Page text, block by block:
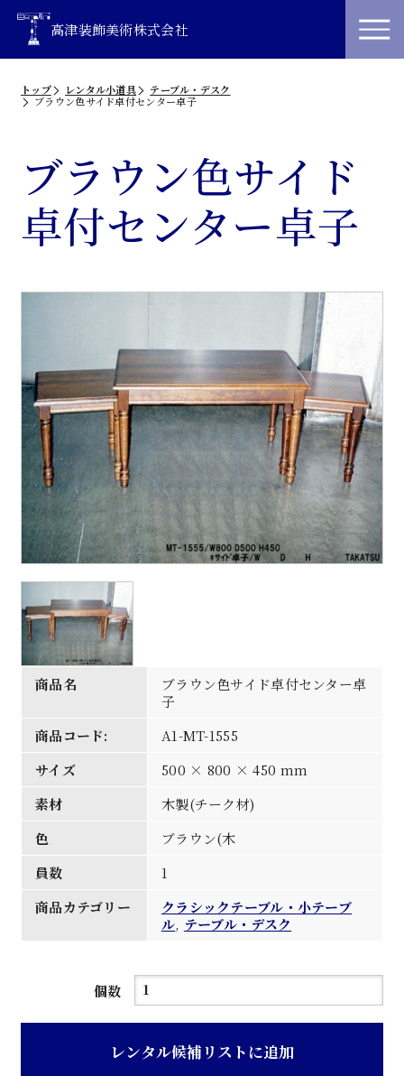
高津装飾美術株式会社
トップ レンタル小道具
テーブル・デスク
ブラウン色サイド卓付センター卓子
ブラウン色サイド
卓付センター卓子
商品名
ブラウン色サイド卓付センター卓
子
商品コード:
A1-MT-1555
サイズ
500 × 800 × 450 mm
素材
木製(チーク材)
色
ブラウン(木
員数
1
商品カテゴリー
クラシックテーブル・小テーブ
ル, テーブル・デスク
個数
ブ
ン
レンタル候補リストに追加